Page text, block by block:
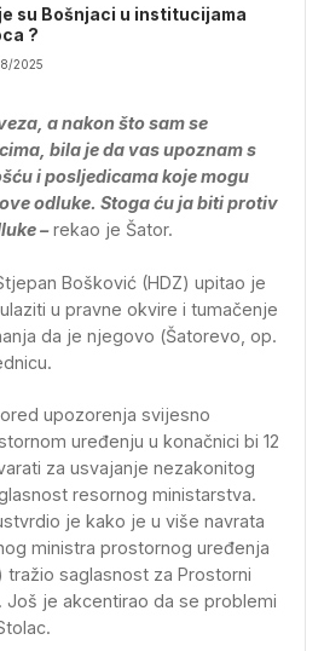
su Bošnjaci u institucijama
?
2025
a nakon što sam se
bila je da vas upoznam s
i posljedicama koje mogu
odluke. Stoga ću ja biti protiv
–rekao je Šator.
Bošković (HDZ) upitao je
u pravne okvire i tumačenje
da je njegovo (Šatorevo, op.
upozorenja svijesno
uređenju u konačnici bi 12
za usvajanje nezakonitog
resornog ministarstva.
je kako je u više navrata
ministra prostornog uređenja
tražio saglasnost za Prostorni
je akcentirao da se problemi